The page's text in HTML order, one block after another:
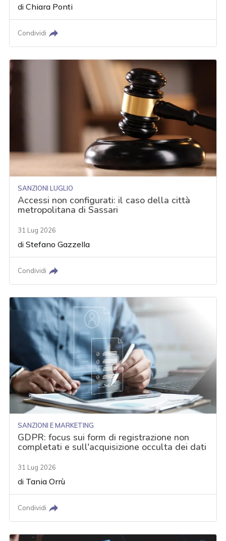
diChiara Ponti
Condividi
SANZIONI LUGLIO
Accessi non configurati: il caso della città
metropolitana di Sassari
31 Lug 2026
diStefano Gazzella
Condividi
SANZIONI E MARKETING
GDPR: focus sui form di registrazione non
completati e sull'acquisizione occulta dei dati
31 Lug 2026
di Tania Orrù
Condividi